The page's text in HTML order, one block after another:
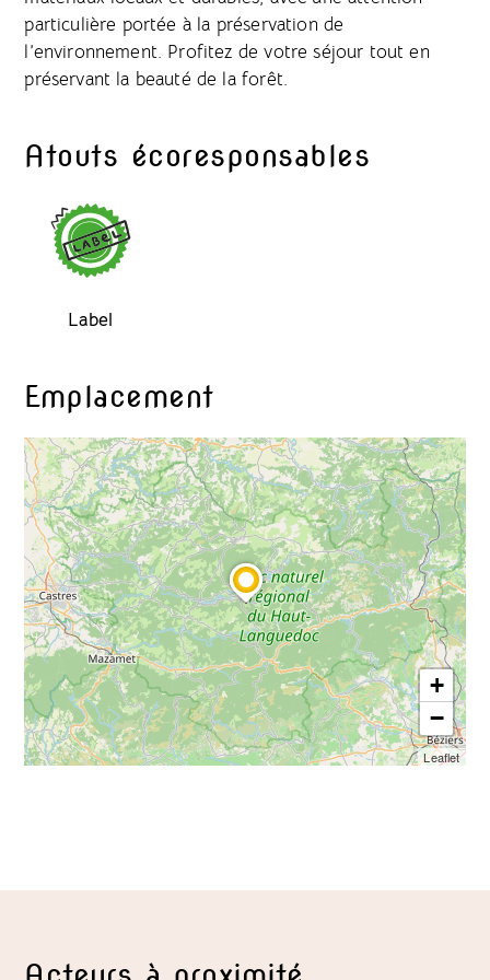
particulière portée à la préservation de
l’environnement. Profitez de votre séjour tout en
préservant la beauté de la forêt.
Atouts écoresponsables
Label
Emplacement
+
−
Leaflet